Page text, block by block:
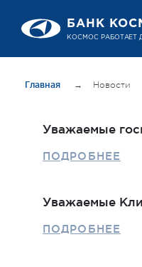
Главная → Новости
Уважаемые
ПОДРОБНЕЕ
Уважаемые
ПОДРОБНЕЕ